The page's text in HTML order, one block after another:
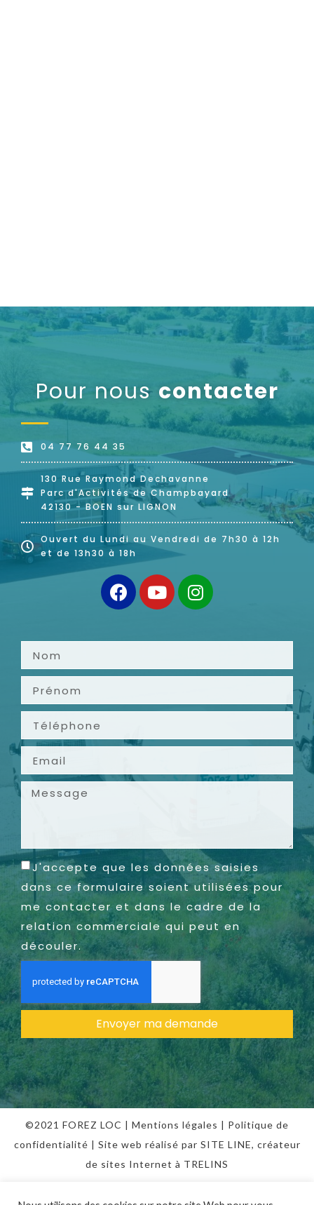
Pour nous contacter
04 77 76 44 35
130 Rue Raymond Dechavanne
Parc d'Activités de Champbayard
42130 - BOEN sur LIGNON
Ouvert du Lundi au Vendredi de 7h30 à 12h
et de 13h30 à 18h
J'accepte que les données saisies
dans ce formulaire soient utilisées pour
me contacter et dans le cadre de la
relation commerciale qui peut en
découler.
Envoyer ma demande
©2021 FOREZ LOC | Mentions légales
Politique de
confidentialité | Site web réalisé par SITE LINE, créateur
de sites Internet à TRELINS